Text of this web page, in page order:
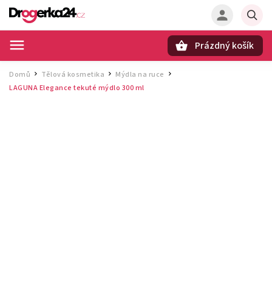
Prázdný košík
Domů / Tělová kosmetika / Mýdla na ruce
LAGUNA Elegance tekuté mýdlo 300 ml